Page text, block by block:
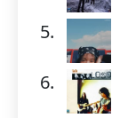
5.
6.